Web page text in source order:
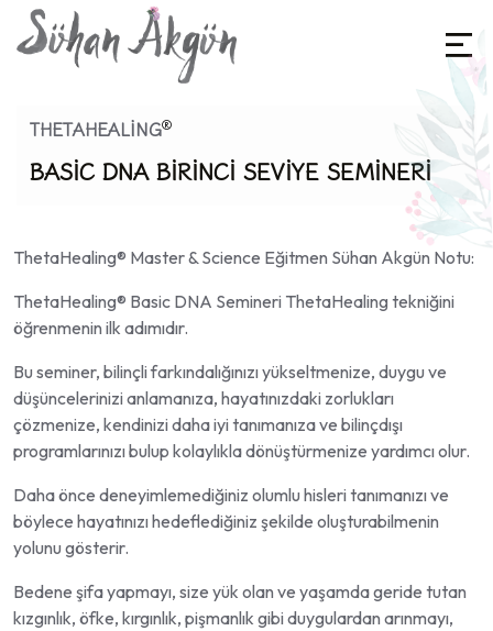
THETAHEALING®
BASIC DNA BIRINCI SEVIYE SEMINERI
ThetaHealing® Master & Science Eğitmen Sühan Akgün Notu:
ThetaHealing®️ Basic DNA Semineri ThetaHealing tekniğini
öğrenmenin ilk adımıdır.
Bu seminer, bilinçli farkındalığınızı yükseltmenize, duygu ve
düşüncelerinizi anlamanıza, hayatınızdaki zorlukları
çözmenize, kendinizi daha iyi tanımanızave bilinçdışı
programlarınızı bulup kolaylıkla dönüştürmenize yardımcı olur.
Daha önce deneyimlemediğiniz olumlu hisleri tanımanızı ve
böylece hayatınızı hedeflediğiniz şekilde oluşturabilmenin
yolunu gösterir.
Bedene şifa yapmayı, size yük olan ve yaşamda geride tutan
kızgınlık, öfke, kırgınlık, pişmanlık gibi duygulardan arınmayı,